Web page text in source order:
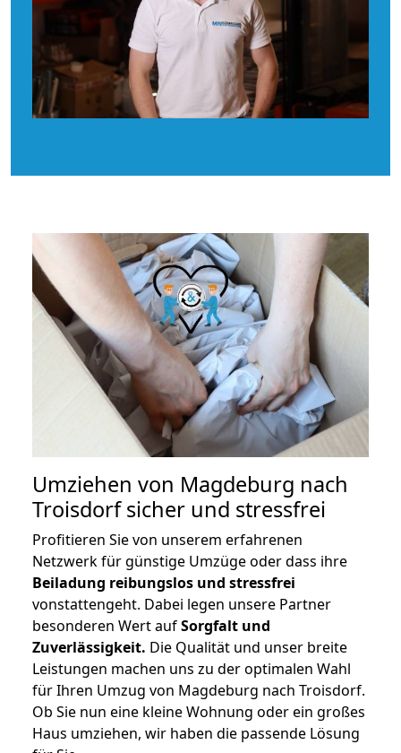
Umziehen von Magdeburg nach
Troisdorfsicher und stressfrei
Profitieren Sie von unserem erfahrenen
Netzwerk für günstige Umzüge oder dass ihre
Beiladung reibungslos und stressfrei
vonstattengeht. Dabei legen unsere Partner
besonderen Wert aufSorgfalt und
Zuverlässigkeit. Die Qualität und unser breite
Leistungen machen uns zu der optimalen Wahl
für Ihren Umzug von Magdeburg nach Troisdorf.
Ob Sie nun eine kleine Wohnung oder ein großes
Haus umziehen, wir haben die passende Lösung